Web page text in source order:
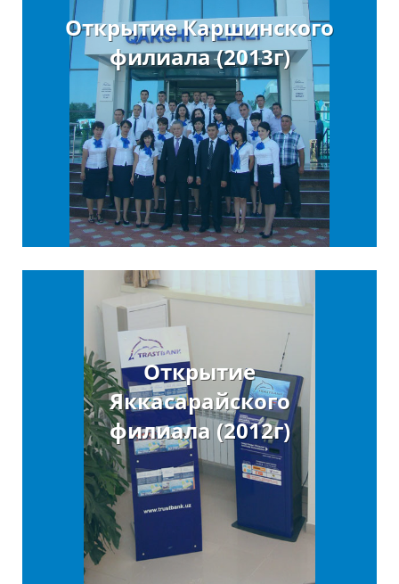
Открытие Каршинского
филиала (2013г)
Открытие
Яккасарайского
филиала (2012г)